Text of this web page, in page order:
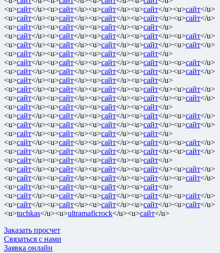
<u>сайт</u><u>сайт</u><u>сайт</u><u>сайт</u><u>сайт</u>
<u>сайт</u><u>сайт</u><u>сайт</u><u>сайт</u><u>сайт</u>
<u>сайт</u><u>сайт</u><u>сайт</u><u>сайт</u>
<u>сайт</u><u>сайт</u><u>сайт</u><u>сайт</u><u>сайт</u>
<u>сайт</u><u>сайт</u><u>сайт</u><u>сайт</u><u>сайт</u>
<u>сайт</u><u>сайт</u><u>сайт</u><u>сайт</u>
<u>сайт</u><u>сайт</u><u>сайт</u><u>сайт</u><u>сайт</u>
<u>сайт</u><u>сайт</u><u>сайт</u><u>сайт</u><u>сайт</u>
<u>сайт</u><u>сайт</u><u>сайт</u><u>сайт</u>
<u>сайт</u><u>сайт</u><u>сайт</u><u>сайт</u><u>сайт</u>
<u>сайт</u><u>сайт</u><u>сайт</u><u>сайт</u><u>сайт</u>
<u>сайт</u><u>сайт</u><u>сайт</u><u>сайт</u>
<u>сайт</u><u>сайт</u><u>сайт</u><u>сайт</u><u>сайт</u>
<u>сайт</u><u>сайт</u><u>сайт</u><u>сайт</u><u>сайт</u>
<u>сайт</u><u>сайт</u><u>сайт</u><u>сайт</u>
<u>сайт</u><u>сайт</u><u>сайт</u><u>сайт</u><u>сайт</u>
<u>сайт</u><u>сайт</u><u>сайт</u><u>сайт</u><u>сайт</u>
<u>сайт</u><u>сайт</u><u>сайт</u><u>сайт</u>
<u>сайт</u><u>сайт</u><u>сайт</u><u>сайт</u><u>сайт</u>
<u>сайт</u><u>сайт</u><u>сайт</u><u>сайт</u><u>сайт</u>
<u>сайт</u><u>сайт</u><u>сайт</u><u>сайт</u>
<u>сайт</u><u>сайт</u><u>сайт</u><u>сайт</u><u>сайт</u>
<u>сайт</u><u>сайт</u><u>сайт</u><u>сайт</u><u>сайт</u>
<u>tuchkas</u><u>ultramaficrock</u><u>сайт</u>
Заказать просчет
Связаться с нами
Заявка онлайн